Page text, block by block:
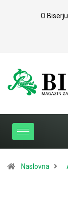
O Biserju
Naslovna